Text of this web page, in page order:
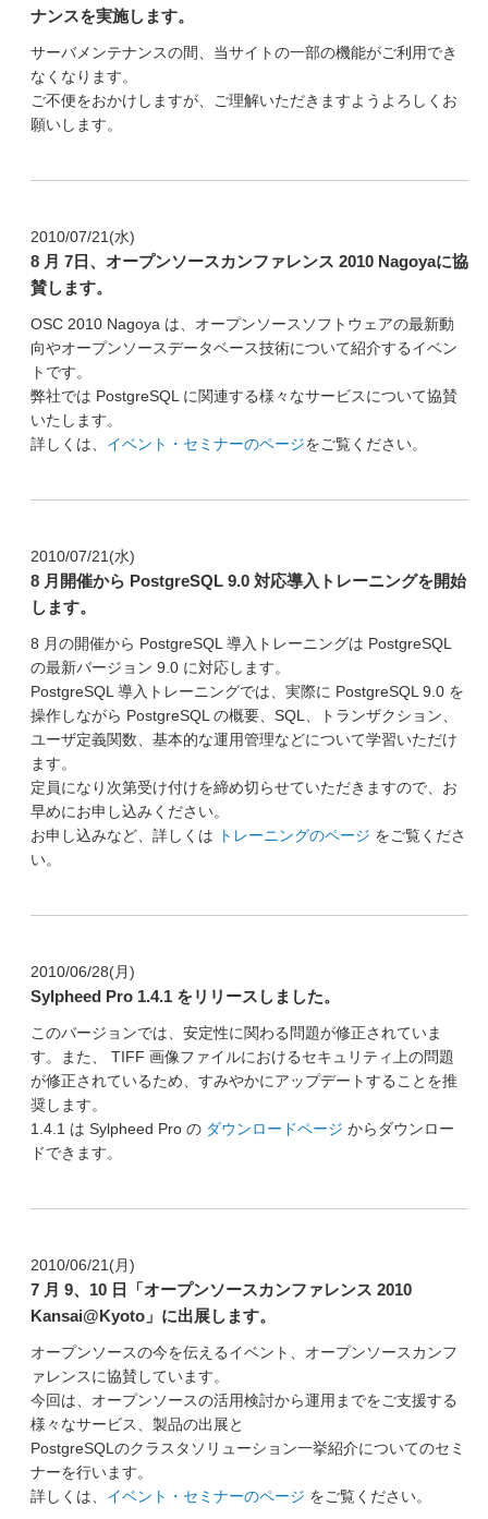
ナンスを実施します。
サーバメンテナンスの間、当サイトの一部の機能がご利用でき
なくなります。
ご不便をおかけしますが、ご理解いただきますようよろしくお
願いします。
2010/07/21(水)
8 月 7日、オープンソースカンファレンス 2010 Nagoyaに協
賛します。
OSC 2010 Nagoya は、オープンソースソフトウェアの最新動
向やオープンソースデータベース技術について紹介するイベン
トです。
弊社では PostgreSQL に関連する様々なサービスについて協賛
いたします。
詳しくは、 イベント・セミナーのページをご覧ください。
2010/07/21(水)
8 月開催から PostgreSQL 9.0 対応導入トレーニングを開始
します。
8 月の開催から PostgreSQL 導入トレーニングは PostgreSQL
の最新バージョン 9.0 に対応します。
PostgreSQL 導入トレーニングでは、実際に PostgreSQL 9.0 を
操作しながら PostgreSQL の概要、SQL、トランザクション、
ユーザ定義関数、基本的な運用管理などについて学習いただけ
ます。
定員になり次第受け付けを締め切らせていただきますので、お
早めにお申し込みください。
お申し込みなど、詳しくは
トレーニングのページ をご覧くださ
い。
2010/06/28(月)
Sylpheed Pro 1.4.1 をリリースしました。
このバージョンでは、安定性に関わる問題が修正されていま
す。また、 TIFF 画像ファイルにおけるセキュリティ上の問題
が修正されているため、すみやかにアップデートすることを推
奨します。
1.4.1 は Sylpheed Pro の ダウンロードページ からダウンロー
ドできます。
2010/06/21(月)
7 月 9、10 日「オープンソースカンファレンス 2010
Kansai@Kyoto」に出展します。
オープンソースの今を伝えるイベント、オープンソースカンフ
ァレンスに協賛しています。
今回は、オープンソースの活用検討から運用までをご支援する
様々なサービス、製品の出展と
PostgreSQLのクラスタソリューション一挙紹介についてのセミ
ナーを行います。
詳しくは、 イベント・セミナーのページ をご覧ください。